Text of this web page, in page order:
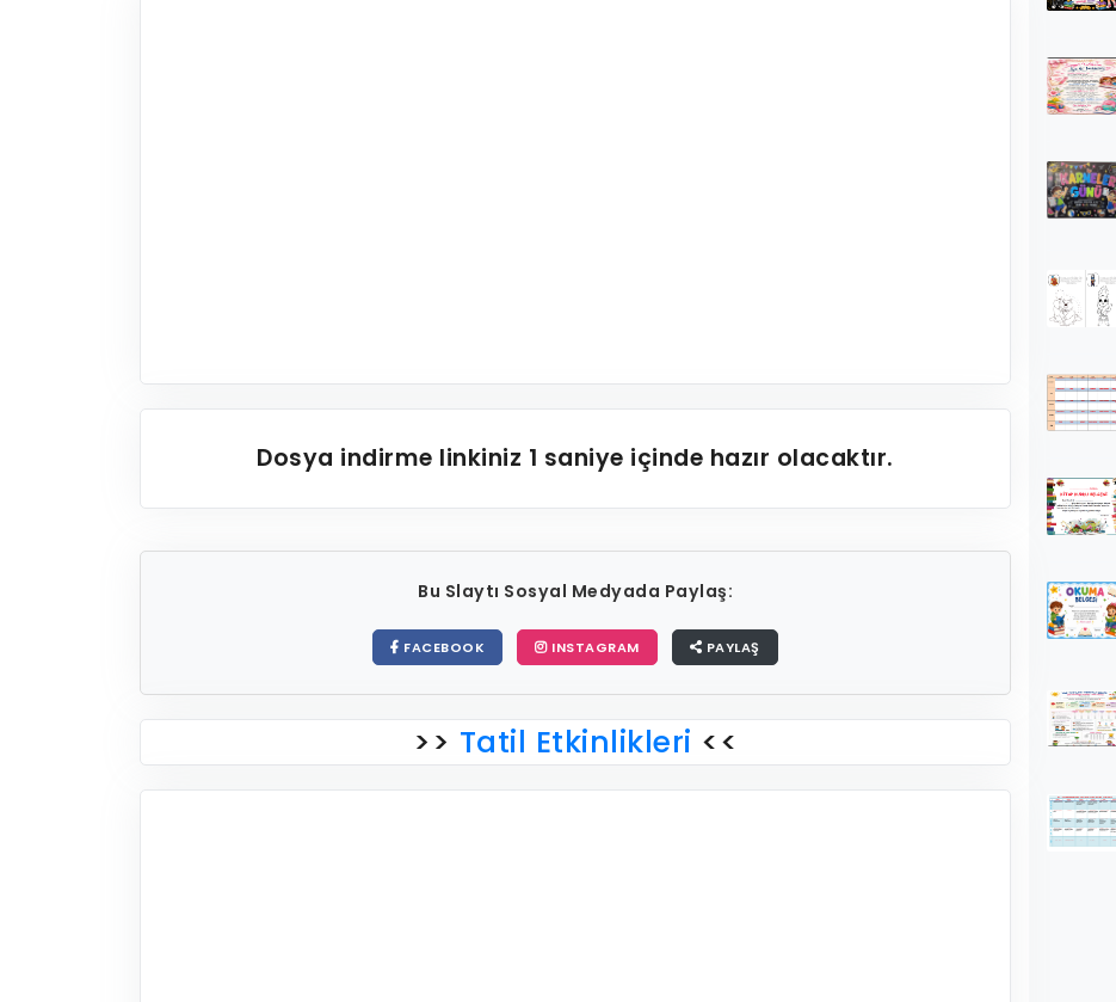
Dosya indirme linkiniz 1 saniye içinde hazır olacaktır.
Bu Slaytı Sosyal Medyada Paylaş:
FACEBOOK INSTAGRAM PAYLAŞ
>> Tatil Etkinlikleri <<